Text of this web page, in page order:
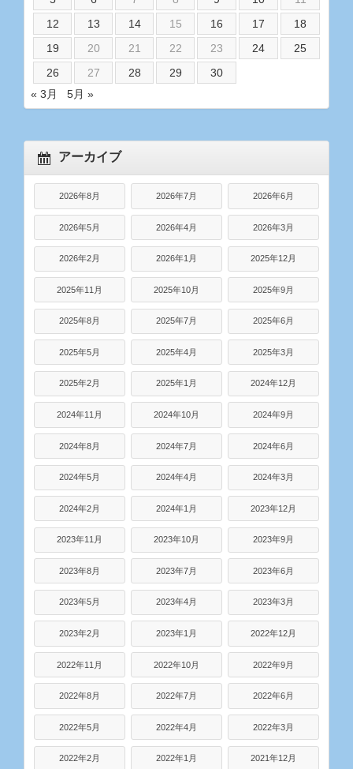
12
13 14 15 16 17
18
19
20 21 22 23 24
25
26
27 28 29
30
« 3月
5月 »
アーカイブ
2026年8月 2026年7月 2026年6月
2026年5月 2026年4月 2026年3月
2026年2月 2026年1月 2025年12月
2025年11月 2025年10月 2025年9月
2025年8月 2025年7月 2025年6月
2025年5月 2025年4月 2025年3月
2025年2月 2025年1月 2024年12月
2024年11月 2024年10月 2024年9月
2024年8月 2024年7月 2024年6月
2024年5月 2024年4月 2024年3月
2024年2月 2024年1月 2023年12月
2023年11月 2023年10月 2023年9月
2023年8月 2023年7月 2023年6月
2023年5月 2023年4月 2023年3月
2023年2月 2023年1月 2022年12月
2022年11月 2022年10月 2022年9月
2022年8月 2022年7月 2022年6月
2022年5月 2022年4月 2022年3月
2022年2月 2022年1月 2021年12月